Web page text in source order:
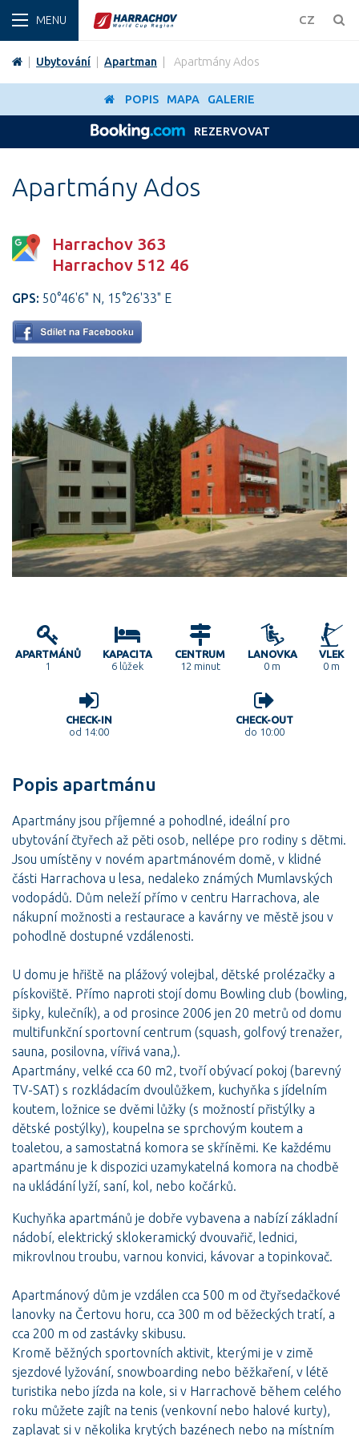
CZ
ZIMA
Ubytování Apartman Apartmány Ados
POPIS MAPA GALERIE
REZERVOVAT
Apartmány Ados
Harrachov 363
Harrachov 512 46
GPS: 50°46'6" N, 15°26'33" E
APARTMÁNŮ
1
KAPACITA
6 lůžek
CENTRUM
12 minut
LANOVKA
0 m
VLEK
0 m
CHECK-IN
od 14:00
CHECK-OUT
do 10:00
Popis apartmánu
Apartmány jsou příjemné a pohodlné, ideální pro
ubytování čtyřech až pěti osob, nellépe pro rodiny s dětmi.
Jsou umístěny v novém apartmánovém domě, v klidné
části Harrachova u lesa, nedaleko známých Mumlavských
vodopádů. Dům neleží přímo v centru Harrachova, ale
nákupní možnosti a restaurace a kavárny ve městě jsou v
pohodlně dostupné vzdálenosti.
U domu je hřiště na plážový volejbal, dětské prolézačky a
pískoviště. Přímo naproti stojí domu Bowling club (bowling,
šipky, kulečník), a od prosince 2006 jen 20 metrů od domu
multifunkční sportovní centrum (squash, golfový trenažer,
sauna, posilovna, vířivá vana,).
Apartmány, velké cca 60 m2, tvoří obývací pokoj (barevný
TV-SAT) s rozkládacím dvoulůžkem, kuchyňka s jídelním
koutem, ložnice se dvěmi lůžky (s možností přistýlky a
dětské postýlky), koupelna se sprchovým koutem a
toaletou, a samostatná komora se skříněmi. Ke každému
apartmánu je k dispozici uzamykatelná komora na chodbě
na ukládání lyží, saní, kol, nebo kočárků.
Kuchyňka apartmánů je dobře vybavena a nabízí základní
nádobí, elektrický sklokeramický dvouvařič, lednici,
mikrovlnou troubu, varnou konvici, kávovar a topinkovač.
Apartmánový dům je vzdálen cca 500 m od čtyřsedačkové
lanovky na Čertovu horu, cca 300 m od běžeckých tratí, a
cca 200 m od zastávky skibusu.
Kromě běžných sportovních aktivit, kterými je v zimě
sjezdové lyžování, snowboarding nebo běžkaření, v létě
turistika nebo jízda na kole, si v Harrachově během celého
roku můžete zajít na tenis (venkovní nebo halové kurty),
zaplavat si v několika krytých bazénech nebo na místním